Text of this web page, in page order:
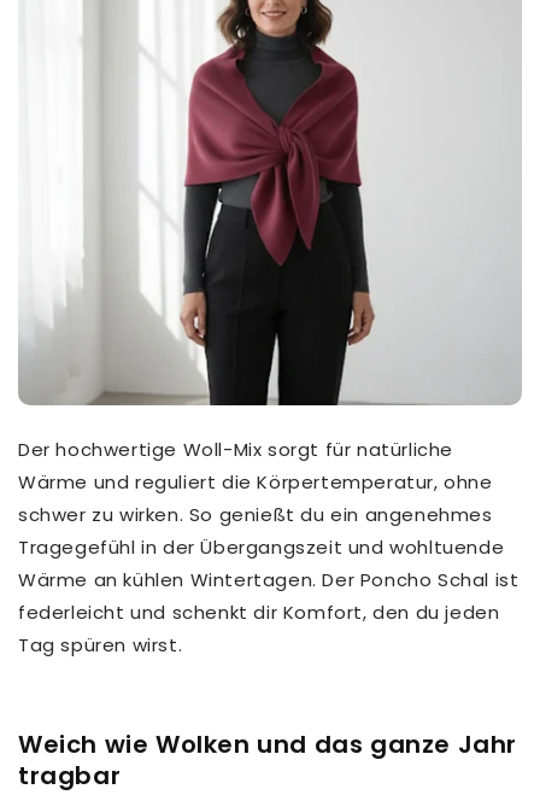
Der hochwertige Woll-Mix sorgt für natürliche
Wärme und reguliert die Körpertemperatur, ohne
schwer zu wirken. So genießt du ein angenehmes
Tragegefühl in der Übergangszeit und wohltuende
Wärme an kühlen Wintertagen. Der Poncho Schal ist
federleicht und schenkt dir Komfort, den du jeden
Tag spüren wirst.
Weich wie Wolken und das ganze Jahr
tragbar